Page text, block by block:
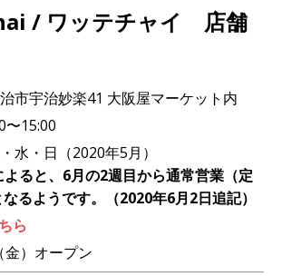
/ ワッテチャイ 店舗
市宇治妙楽41 大阪屋マーケット内
15:00
・日（2020年5月）
ると、6月の2週目から通常営業（定
るようです。（2020年6月2日追記）
ら
）オープン